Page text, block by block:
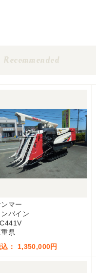
Recommended
ンマー
ンバイン
重県
： 1,350,000円